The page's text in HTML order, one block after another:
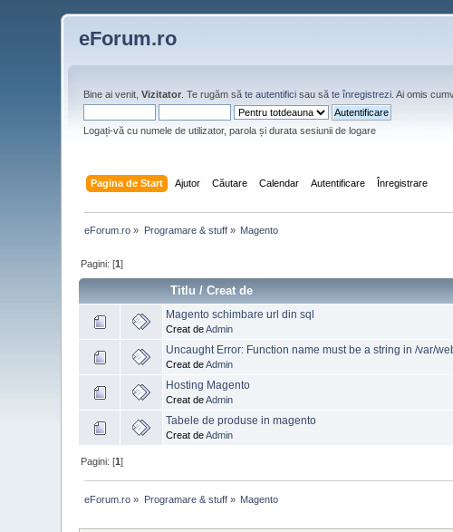
eForum.ro
Bine ai venit,Vizitator . Te rugăm săte autentifici sau săte înregistrezi . Ai omis
Logați-vă cu numele de utilizator, parola și durata sesiunii de logare
Pagina de Start Ajutor Căutare Calendar Autentificare Înregistrare
eForum.ro » Programare & stuff» Magento
Pagini: [1]
Titlu /Creat de
Magento schimbare url din sql
Creat deAdmin
Uncaught Error: Function name must be a string in /var/
Creat deAdmin
Hosting Magento
Creat deAdmin
Tabele de produse in magento
Creat deAdmin
Pagini: [1]
eForum.ro » Programare & stuff» Magento